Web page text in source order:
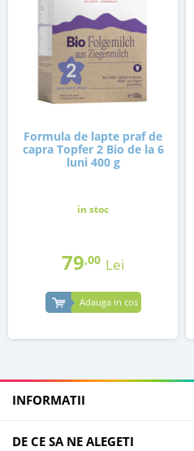
Formula de lapte praf de
capra Topfer 2 Bio de la 6
luni 400 g
in stoc
79,00 Lei
Adauga in cos
INFORMATII
DE CE SA NE ALEGETI